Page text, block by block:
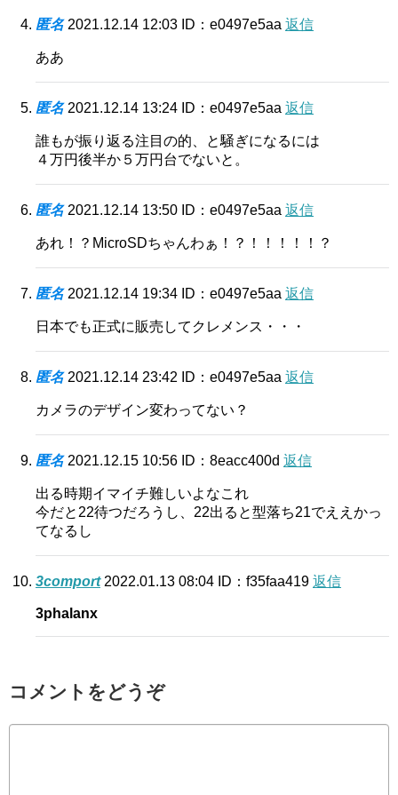
匿名 2021.12.14 12:03 ID：e0497e5aa 返信
ああ
匿名 2021.12.14 13:24 ID：e0497e5aa 返信
誰もが振り返る注目の的、と騒ぎになるには
４万円後半か５万円台でないと。
匿名 2021.12.14 13:50 ID：e0497e5aa 返信
あれ！？MicroSDちゃんわぁ！？！！！！！？
匿名 2021.12.14 19:34 ID：e0497e5aa 返信
日本でも正式に販売してクレメンス・・・
匿名 2021.12.14 23:42 ID：e0497e5aa 返信
カメラのデザイン変わってない？
匿名 2021.12.15 10:56 ID：8eacc400d 返信
出る時期イマイチ難しいよなこれ
今だと22待つだろうし、22出ると型落ち21でええかっ
てなるし
3comport 2022.01.13 08:04 ID：f35faa419 返信
3phalanx
コメントをどうぞ